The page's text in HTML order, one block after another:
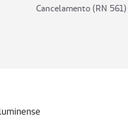
Cancelamento (RN 561)